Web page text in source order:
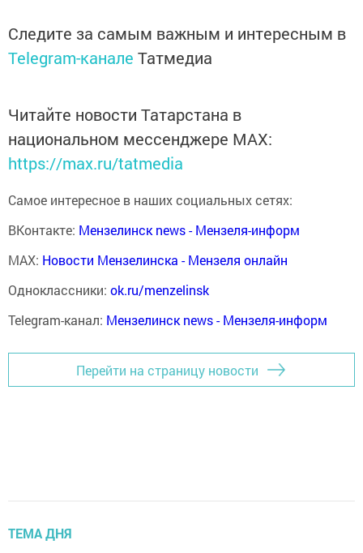
Следите за самым важным и интересным в
Telegram-канале Татмедиа
Читайте новости Татарстана в
национальном мессенджере MАХ:
https://max.ru/tatmedia
Самое интересное в наших социальных сетях:
ВКонтакте: Мензелинск news - Мензеля-информ
MAX: Новости Мензелинска - Мензеля онлайн
Одноклассники: ok.ru/menzelinsk
Telegram-канал: Мензелинск news - Мензеля-информ
Перейти на страницу новости
ТЕМА ДНЯ